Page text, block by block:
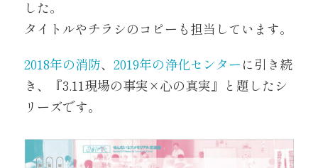
した。
タイトルやチラシのコピーも担当しています。
2018年の消防、 2019年の浄化センターに引き続
き、『3.11現場の事実×心の真実』と題したシ
リーズです。